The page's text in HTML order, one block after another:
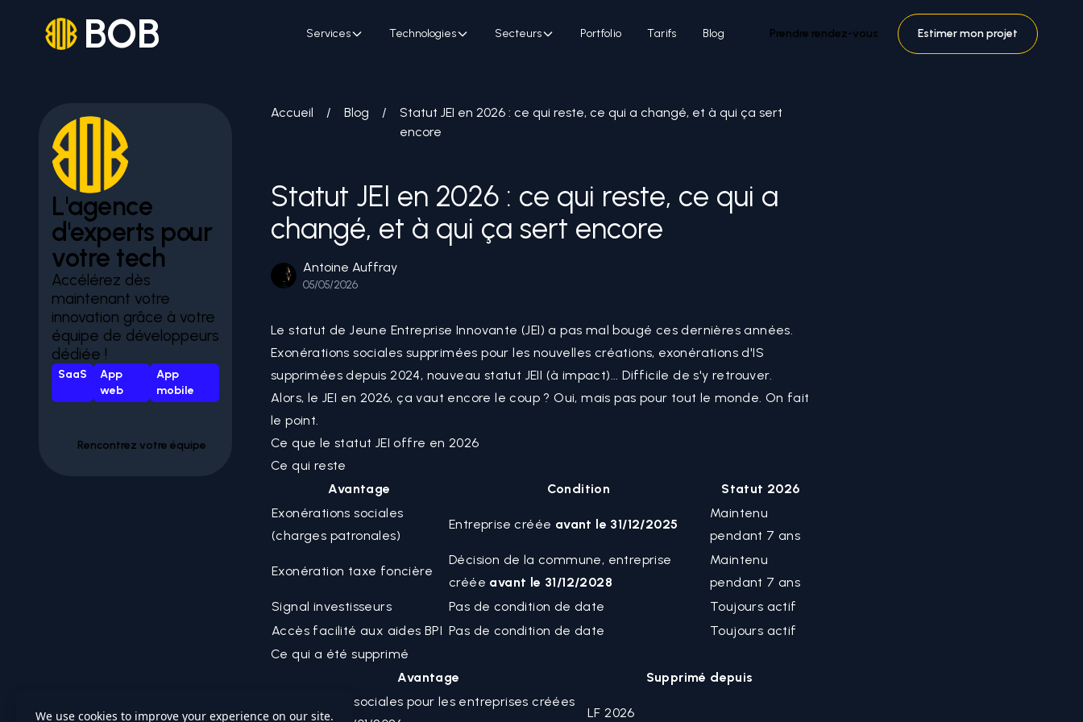
BOB Services Technologies Secteurs Portfolio Tarifs Blog Prendre rendez-vous Estimer mon projet
L'agence
d'experts pour
votre tech
Accélérez dès
maintenant votre
innovation grâce à votre
équipe de développeurs
dédiée !
SaaS
App
web
App
mobile
Rencontrez votre équipe
Accueil / Blog /
Statut JEI en 2026 : ce qui reste, ce qui a changé, et à qui ça sert
encore
Statut JEI en 2026 : ce qui reste, ce qui a
changé, et à qui ça sert encore
Antoine Auffray
05/05/2026
Le statut de Jeune Entreprise Innovante (JEI) a pas mal bougé ces dernières années.
Exonérations sociales supprimées pour les nouvelles créations, exonérations d'IS
supprimées depuis 2024, nouveau statut JEII (à impact)... Difficile de s'y retrouver.
Alors, le JEI en 2026, ça vaut encore le coup ? Oui, mais pas pour tout le monde. On fait
le point.
Ce que le statut JEI offre en 2026
Ce qui reste
Avantage
Condition
Statut 2026
Exonérations sociales
(charges patronales)
Entreprise créée avant le 31/12/2025
Maintenu
pendant 7 ans
Exonération taxe foncière
Décision de la commune, entreprise
créée avant le 31/12/2028
Maintenu
pendant 7 ans
Signal investisseurs
Pas de condition de date
Toujours actif
Accès facilité aux aides BPI Pas de condition de date
Toujours actif
Ce qui a été supprimé
Avantage
Supprimé depuis
Exonérations sociales pour les entreprises créées
LF 2026